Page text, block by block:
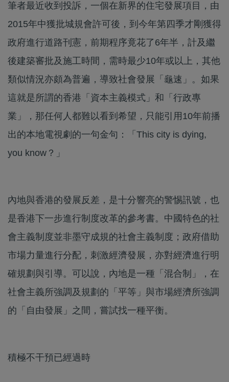
筆者最近收到投訴，一個在新界的住宅發展項目，由
2015年中獲批城規會許可後，到今年第四季才剛獲得
政府進行道路刊憲，前期程序竟花了6年半，計及繼
後建築審批及施工時間，需時最少10年或以上，其他
類似情況亦頗為普遍，導致社會發展「龜速」。如果
這就是所謂的香港「資本主義模式」和「行政專
業」，那任何人都難以看到希望，只能引用10年前播
出的本地電視劇的一句金句：「This city is dying,
you know？」
內地與香港的發展反差，是十分響亮的警惕訊號，也
是香港下一步進行制度改革的參考書。中國特色的社
會主義制度並非墨守成規的社會主義制度；政府借助
市場力量進行分配，刺激經濟發展，亦對經濟進行明
確規劃與引導。可以說，內地是一種「混合制」，在
社會主義所強調及規劃的「平等」與市場經濟所強調
的「自由發展」之間，嘗試找一種平衡。
積極不干預已經過時